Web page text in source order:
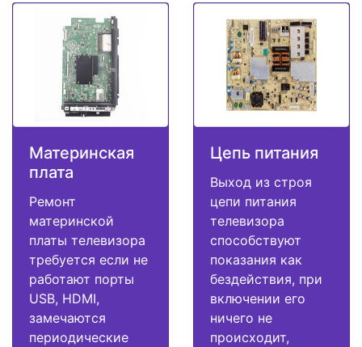
Материнская
плата
Ремонт
материнской
платы телевизора
требуется если не
работают порты
USB, HDMI,
замечаются
периодические
Цепь питания
Выход из строя
цепи питания
телевизора
способствуют
показания как
бездействия, при
включении его
ничего не
происходит,